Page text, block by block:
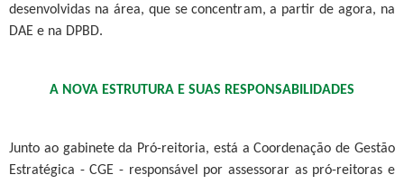
desenvolvidas na área, que se concentram, a partir de agora, na
DAE e na DPBD.
A NOVA ESTRUTURA E SUAS RESPONSABILIDADES
Junto ao gabinete da Pró-reitoria, está a Coordenação de Gestão
Estratégica - CGE - responsável por assessorar as pró-reitoras e